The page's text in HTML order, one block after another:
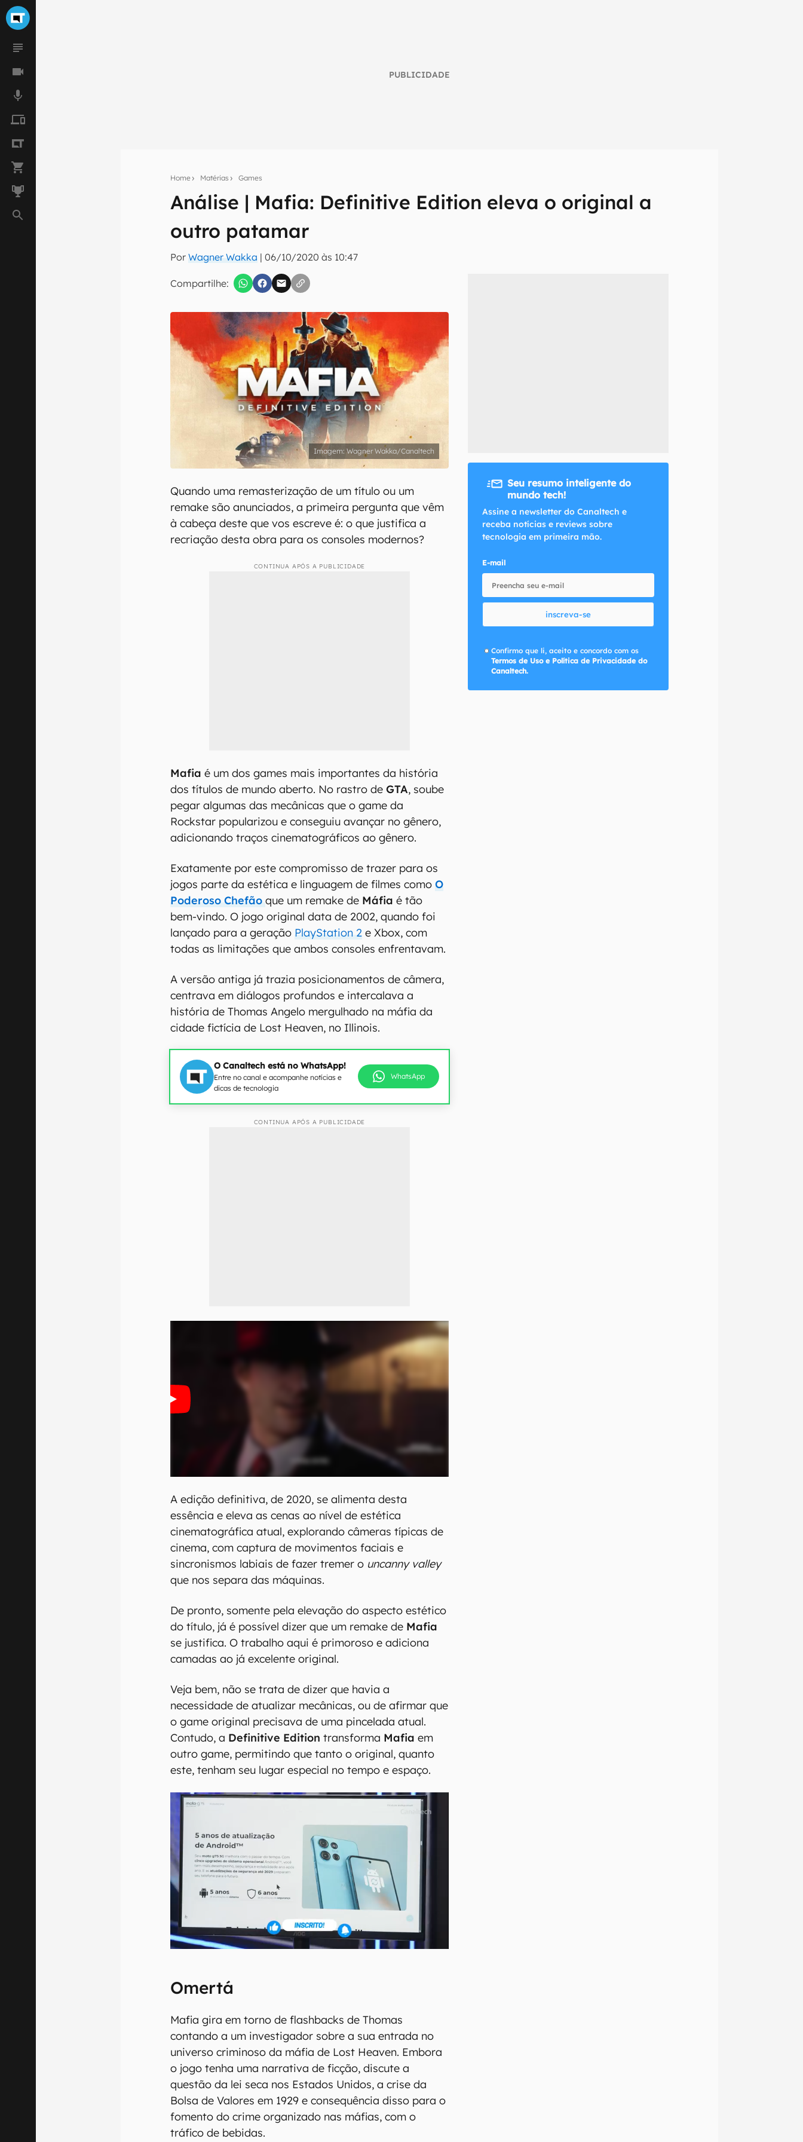
PUBLICIDADE
Home Matérias Games
Análise | Mafia: Definitive Edition eleva o original a
outro patamar
PorWagner Wakka |06/10/2020 às 10:47
Compartilhe:
Seu resumo inteligente do mundo tech!
Assine a newsletter do Canaltech e receba notícias e reviews sobre tecnologia em primeira
Confirmo que li, aceito e concordo com os Termos de Uso e Política de Privacidade do Canaltech.
Wagner Wakka/Canaltech
Quando uma remasterização de um título ou um
remake são anunciados, a primeira pergunta que vêm
à cabeça deste que vos escreve é: o que justifica a
recriação desta obra para os consoles modernos?
CONTINUA APÓS A PUBLICIDADE
Mafia é um dos games mais importantes da história
dos títulos de mundo aberto. No rastro deGTA, soube
pegar algumas das mecânicas que o game da
Rockstar popularizou e conseguiu avançar no gênero,
adicionando traços cinematográficos ao gênero.
Exatamente por este compromisso de trazer para os
jogos parte da estética e linguagem de filmes comoO
Poderoso Chefão que um remake de Máfia é tão
bem-vindo. O jogo original data de 2002, quando foi
lançado para a geração PlayStation 2 e Xbox, com
todas as limitações que ambos consoles enfrentavam.
A versão antiga já trazia posicionamentos de câmera,
centrava em diálogos profundos e intercalava a
história de Thomas Angelo mergulhado na máfia da
cidade fictícia de Lost Heaven, no Illinois.
O Canaltech está no WhatsApp!
Entre no canal e acompanhe notícias e
dicas de tecnologia
WhatsApp
CONTINUA APÓS A PUBLICIDADE
A edição definitiva, de 2020, se alimenta desta
essência e eleva as cenas ao nível de estética
cinematográfica atual, explorando câmeras típicas de
cinema, com captura de movimentos faciais e
sincronismos labiais de fazer tremer o uncanny valley
que nos separa das máquinas.
De pronto, somente pela elevação do aspecto estético
do título, já é possível dizer que um remake de Mafia
se justifica. O trabalho aqui é primoroso e adiciona
camadas ao já excelente original.
Veja bem, não se trata de dizer que havia a
necessidade de atualizar mecânicas, ou de afirmar que
o game original precisava de uma pincelada atual.
Contudo, a Definitive Edition transforma Mafia em
outro game, permitindo que tanto o original, quanto
este, tenham seu lugar especial no tempo e espaço.
Omertá
Mafia gira em torno de flashbacks de Thomas
contando a um investigador sobre a sua entrada no
universo criminoso da máfia de Lost Heaven. Embora
o jogo tenha uma narrativa de ficção, discute a
questão da lei seca nos Estados Unidos, a crise da
Bolsa de Valores em 1929 e consequência disso para o
fomento do crime organizado nas máfias, com o
tráfico de bebidas.
Seu resumo inteligente do
mundo tech!
Assine a newsletter do Canaltech e
receba notícias e reviews sobre
tecnologia em primeira mão.
E-mail
inscreva-se
Confirmo que li, aceito e concordo com os
Termos de Uso e Política de Privacidade do
Canaltech.